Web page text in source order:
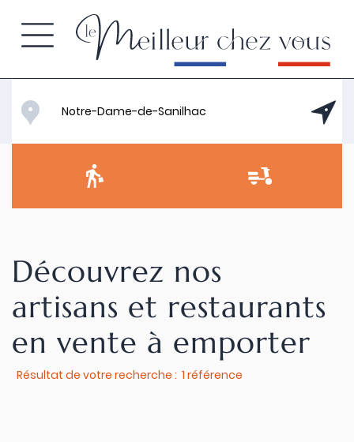
Découvrez nos
artisans et restaurants
en vente à emporter
Résultat de votre recherche : 1 référence